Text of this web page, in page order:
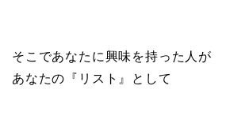
そこであなたに興味を持った人が
あなたの『リスト』として